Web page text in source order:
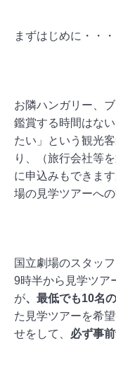
まずはじめに・・・
お隣ハンガリー、
鑑賞する時間はな
たい」という観光
り、（旅行会社等
に申込みもできま
場の見学ツアーへ
国立劇場のスタッ
9時半から見学ツア
が、最低でも10名
た見学ツアーを希
せをして、 必ず事